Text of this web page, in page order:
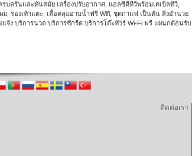
บครันและทันสมัย เครื่องปรับอากาศ, แอลซีดีทีวีพร้อมเคเบิลทีวี,
ม, รองเท้าแตะ, เสื้อคลุมอาบน้ำฟรี Wifi, ชุดกาแฟ เป็นต้น สิ่งอำนวย
จ้ง บริการนวด บริการซักรีด บริการโต๊ะทัวร์ Wi-Fi ฟรี แผนกต้อนรับ
ติดต่อเรา